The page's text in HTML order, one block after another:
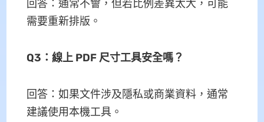
回答：通常不會，但若比例差異太大，可能
需要重新排版。
Q3：線上 PDF 尺寸工具安全嗎？
回答：如果文件涉及隱私或商業資料，通常
建議使用本機工具。